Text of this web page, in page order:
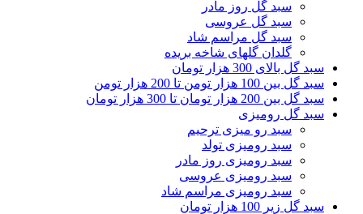
سبد گل روز مادر
سبد گل عروسی
سبد گل مراسم شاد
گلدان گلهای شاخه بریده
سبد گل بالای 300 هزار تومان
سبد گل بین 100 هزار تومن تا 200 هزار تومن
سبد گل بین 200 هزار تومان تا 300 هزار تومان
سبد گل رومیزی
سبد رو میزی ترحیم
سبد رومیزی تولد
سبد رومیزی روز مادر
سبد رومیزی عروسی
سبد رومیزی مراسم شاد
سبد گل زیر 100 هزار تومان